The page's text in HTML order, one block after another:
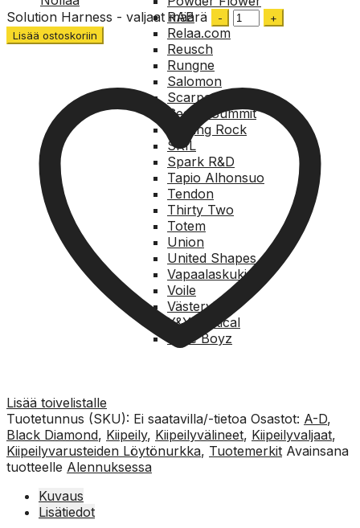
RAB
Relaa.com
Reusch
Rungne
Salomon
Scarpa
Sea to Summit
Singing Rock
SKIL
Spark R&D
Tapio Alhonsuo
Tendon
Thirty Two
Totem
Union
United Shapes
Vapaalaskukirja
Voile
Västervik
Y&Y Vertical
Wide Boyz
Solution Harness - valjaat määrä
Lisää ostoskoriin
Lisää toivelistalle
Tuotetunnus (SKU): Ei saatavilla/-tietoa Osastot: A-D,
Black Diamond, Kiipeily, Kiipeilyvälineet, Kiipeilyvaljaat,
Kiipeilyvarusteiden Löytönurkka, Tuotemerkit Avainsana
tuotteelle Alennuksessa
Kuvaus
Lisätiedot